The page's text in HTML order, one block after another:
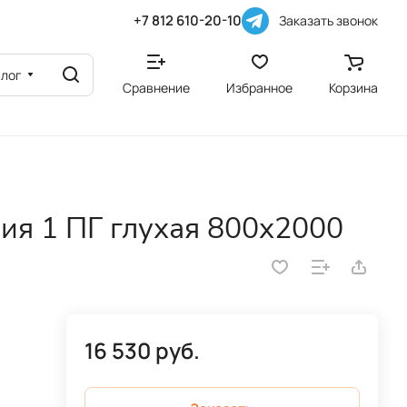
+7 812 610-20-10 Заказать звонок
Сравнение Избранное Корзина
1 ПГ глухая 800х2000
16 530 руб.